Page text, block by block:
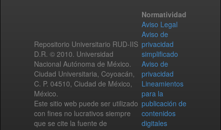
Repositorio Universitario RUD-IIS
D.R. © 2010. Universidad
Nacional Autónoma de México.
Ciudad Universitaria, Coyoacán,
C. P. 04510, Ciudad de México,
México.
Este sitio web puede ser utilizado
con fines no lucrativos siempre
que se cite la fuente de
Normatividad
Aviso Legal
Aviso de
privacidad
simplificado
Aviso de
privacidad
Lineamientos
para la
publicación de
contenidos
digitales